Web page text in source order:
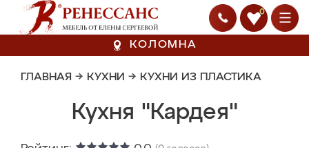
0
КОЛОМНА
ГЛАВНАЯ → КУХНИ → КУХНИ ИЗ ПЛАСТИКА
Кухня "Кардея"